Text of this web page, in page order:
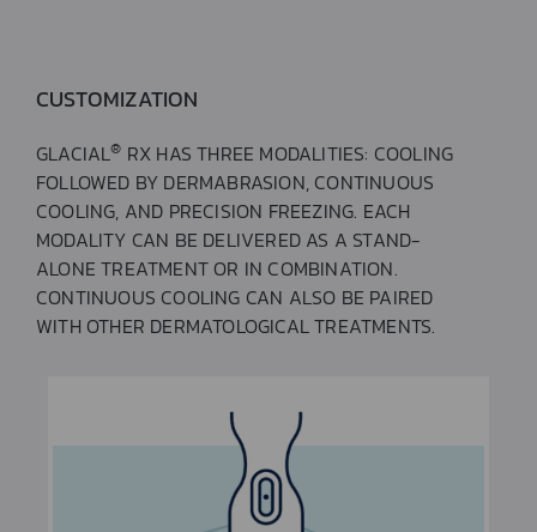
CUSTOMIZATION
GLACIAL® RX HAS THREE MODALITIES: COOLING
FOLLOWED BY DERMABRASION, CONTINUOUS
COOLING, AND PRECISION FREEZING. EACH
MODALITY CAN BE DELIVERED AS A STAND-
ALONE TREATMENT OR IN COMBINATION.
CONTINUOUS COOLING CAN ALSO BE PAIRED
WITH OTHER DERMATOLOGICAL TREATMENTS.